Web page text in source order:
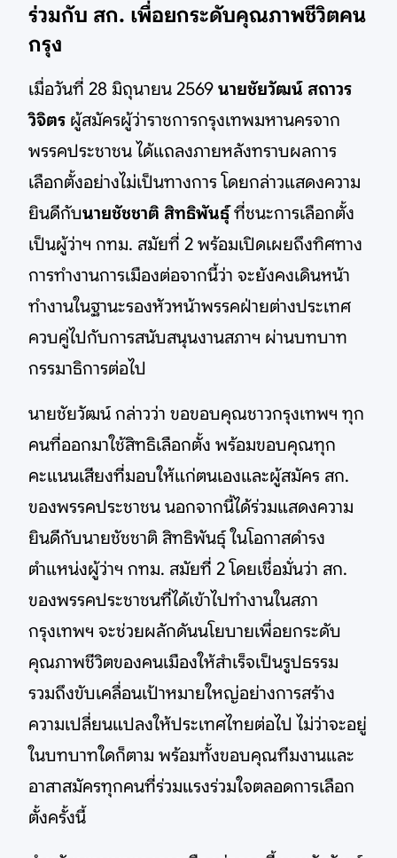
ร่วมกับ สก. เพื่อยกระดับคุณภาพชีวิตคน
กรุง
เมื่อวันที่ 28 มิถุนายน 2569 นายชัยวัฒน์ สถาวร
วิจิตร ผู้สมัครผู้ว่าราชการกรุงเทพมหานครจาก
พรรคประชาชน ได้แถลงภายหลังทราบผลการ
เลือกตั้งอย่างไม่เป็นทางการ โดยกล่าวแสดงความ
ยินดีกับนายชัชชาติ สิทธิพันธุ์ที่ชนะการเลือกตั้ง
เป็นผู้ว่าฯ กทม. สมัยที่ 2 พร้อมเปิดเผยถึงทิศทาง
การทำงานการเมืองต่อจากนี้ว่า จะยังคงเดินหน้า
ทำงานในฐานะรองหัวหน้าพรรคฝ่ายต่างประเทศ
ควบคู่ไปกับการสนับสนุนงานสภาฯ ผ่านบทบาท
กรรมาธิการต่อไป
นายชัยวัฒน์ กล่าวว่า ขอขอบคุณชาวกรุงเทพฯ ทุก
คนที่ออกมาใช้สิทธิเลือกตั้ง พร้อมขอบคุณทุก
คะแนนเสียงที่มอบให้แก่ตนเองและผู้สมัคร สก.
ของพรรคประชาชน นอกจากนี้ได้ร่วมแสดงความ
ยินดีกับนายชัชชาติ สิทธิพันธุ์ ในโอกาสดำรง
ตำแหน่งผู้ว่าฯ กทม. สมัยที่ 2 โดยเชื่อมั่นว่า สก.
ของพรรคประชาชนที่ได้เข้าไปทำงานในสภา
กรุงเทพฯ จะช่วยผลักดันนโยบายเพื่อยกระดับ
คุณภาพชีวิตของคนเมืองให้สำเร็จเป็นรูปธรรม
รวมถึงขับเคลื่อนเป้าหมายใหญ่อย่างการสร้าง
ความเปลี่ยนแปลงให้ประเทศไทยต่อไป ไม่ว่าจะอยู่
ในบทบาทใดก็ตาม พร้อมทั้งขอบคุณทีมงานและ
อาสาสมัครทุกคนที่ร่วมแรงร่วมใจตลอดการเลือก
ตั้งครั้งนี้